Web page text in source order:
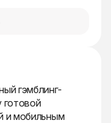
гэмблинг-
готовой
и мобильным